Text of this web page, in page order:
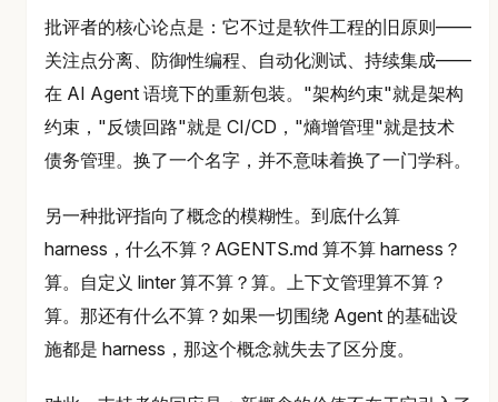
批评者的核心论点是：它不过是软件工程的旧原则——
关注点分离、防御性编程、自动化测试、持续集成——
在 AI Agent 语境下的重新包装。"架构约束"就是架构
约束，"反馈回路"就是 CI/CD，"熵增管理"就是技术
债务管理。换了一个名字，并不意味着换了一门学科。
另一种批评指向了概念的模糊性。到底什么算
harness，什么不算？AGENTS.md 算不算 harness？
算。自定义 linter 算不算？算。上下文管理算不算？
算。那还有什么不算？如果一切围绕 Agent 的基础设
施都是 harness，那这个概念就失去了区分度。